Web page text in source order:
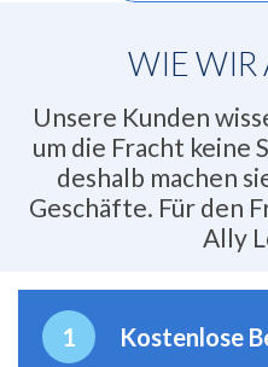
WIE WIR
Unsere Kunden
um die Fracht keine
deshalb machen
Geschäfte. Für den
Ally
Kostenlose